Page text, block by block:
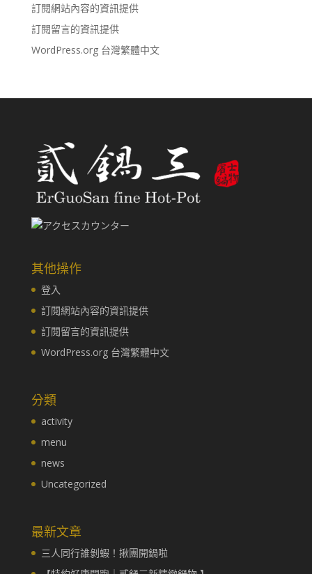
訂閱網站內容的資訊提供
訂閱留言的資訊提供
WordPress.org 台灣繁體中文
其他操作
登入
訂閱網站內容的資訊提供
訂閱留言的資訊提供
WordPress.org 台灣繁體中文
分類
activity
menu
news
Uncategorized
最新文章
三人同行誰剝蝦！揪團開鍋啦